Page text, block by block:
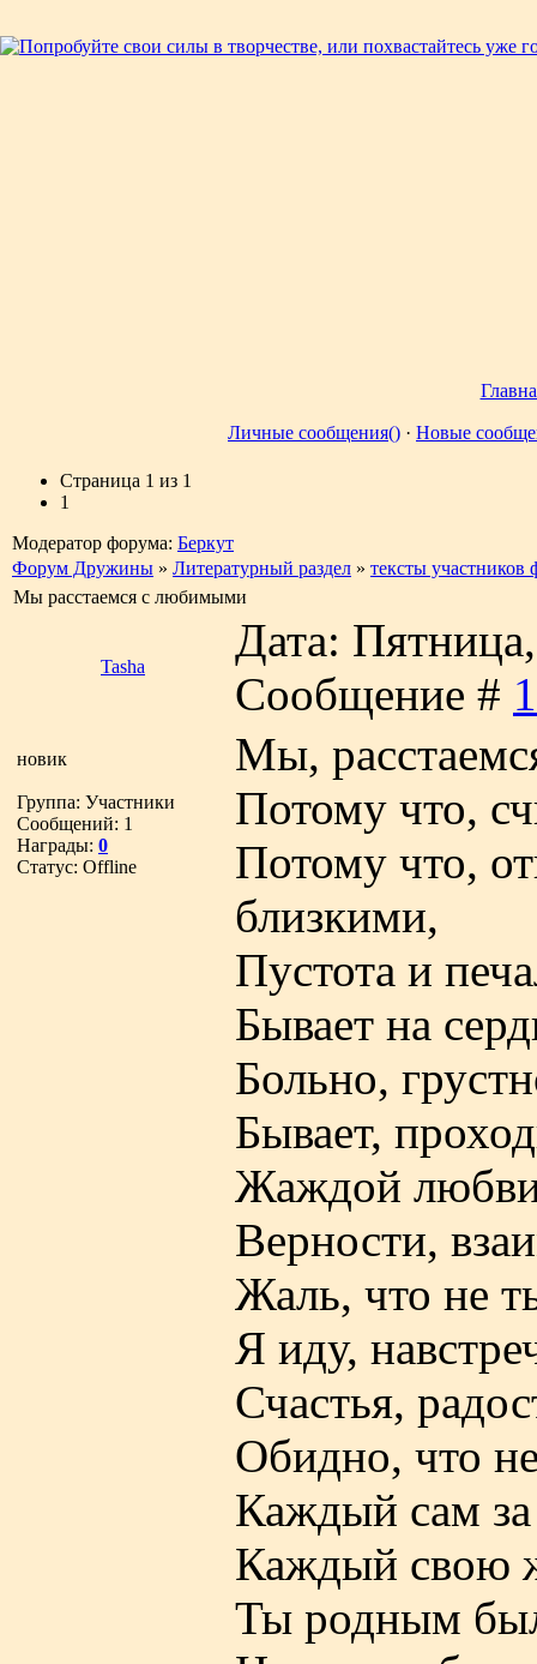
Личные сообщения() · Новые
Страница 1 из 1
1
Модератор форума: Беркут
Форум Дружины » Литературный раздел » тексты участников
Мы расстаемся с любимыми
Tasha
Дата:
Сообщение # 1
новик
Группа: Участники
Сообщений: 1
Награды: 0
Статус: Offline
Мы,
Потому что,
Потому что,
близкими,
Пустота и
Бывает на
Больно,
Бывает,
Жаждой
Верности,
Жаль, что не
Я иду,
Счастья,
Обидно, что
Каждый сам за
Каждый свою
Ты родным